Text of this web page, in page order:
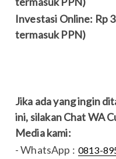
Investasi Online: Rp
termasuk PPN)
Jika ada yang ingin
ini, silakan Chat WA
Media kami:
- WhatsApp : 0813-